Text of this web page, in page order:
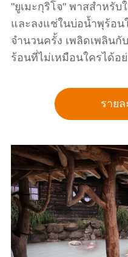
"ยูเมะกุริโจ" พาสสำหรับ
และลงแช่ในบ่อน้ำพุร้อน
จำนวนครั้ง เพลิดเพลินกั
ร้อนที่ไม่เหมือนใครได้อ
รายล